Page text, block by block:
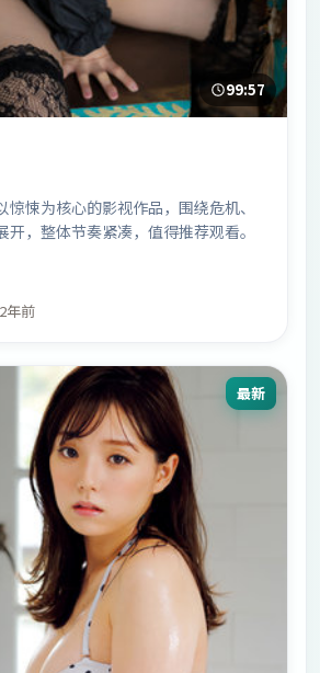
99:57
惊悚为核心的影视作品，围绕危机、
开，整体节奏紧凑，值得推荐观看。
2年前
最新